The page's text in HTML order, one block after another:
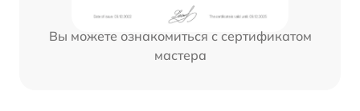
Вы можете ознакомиться с сертификатом
мастера